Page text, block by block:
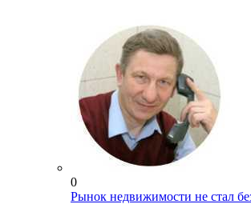
0
Рынок недвижимости не стал